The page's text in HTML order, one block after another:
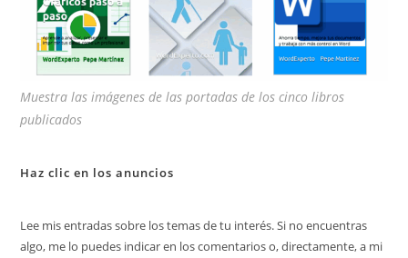
Muestra las imágenes de las portadas de los cinco libros
publicados
Haz clic en los anuncios
Lee mis entradas sobre los temas de tu interés. Si no encuentras
algo, me lo puedes indicar en los comentarios o, directamente, a mi